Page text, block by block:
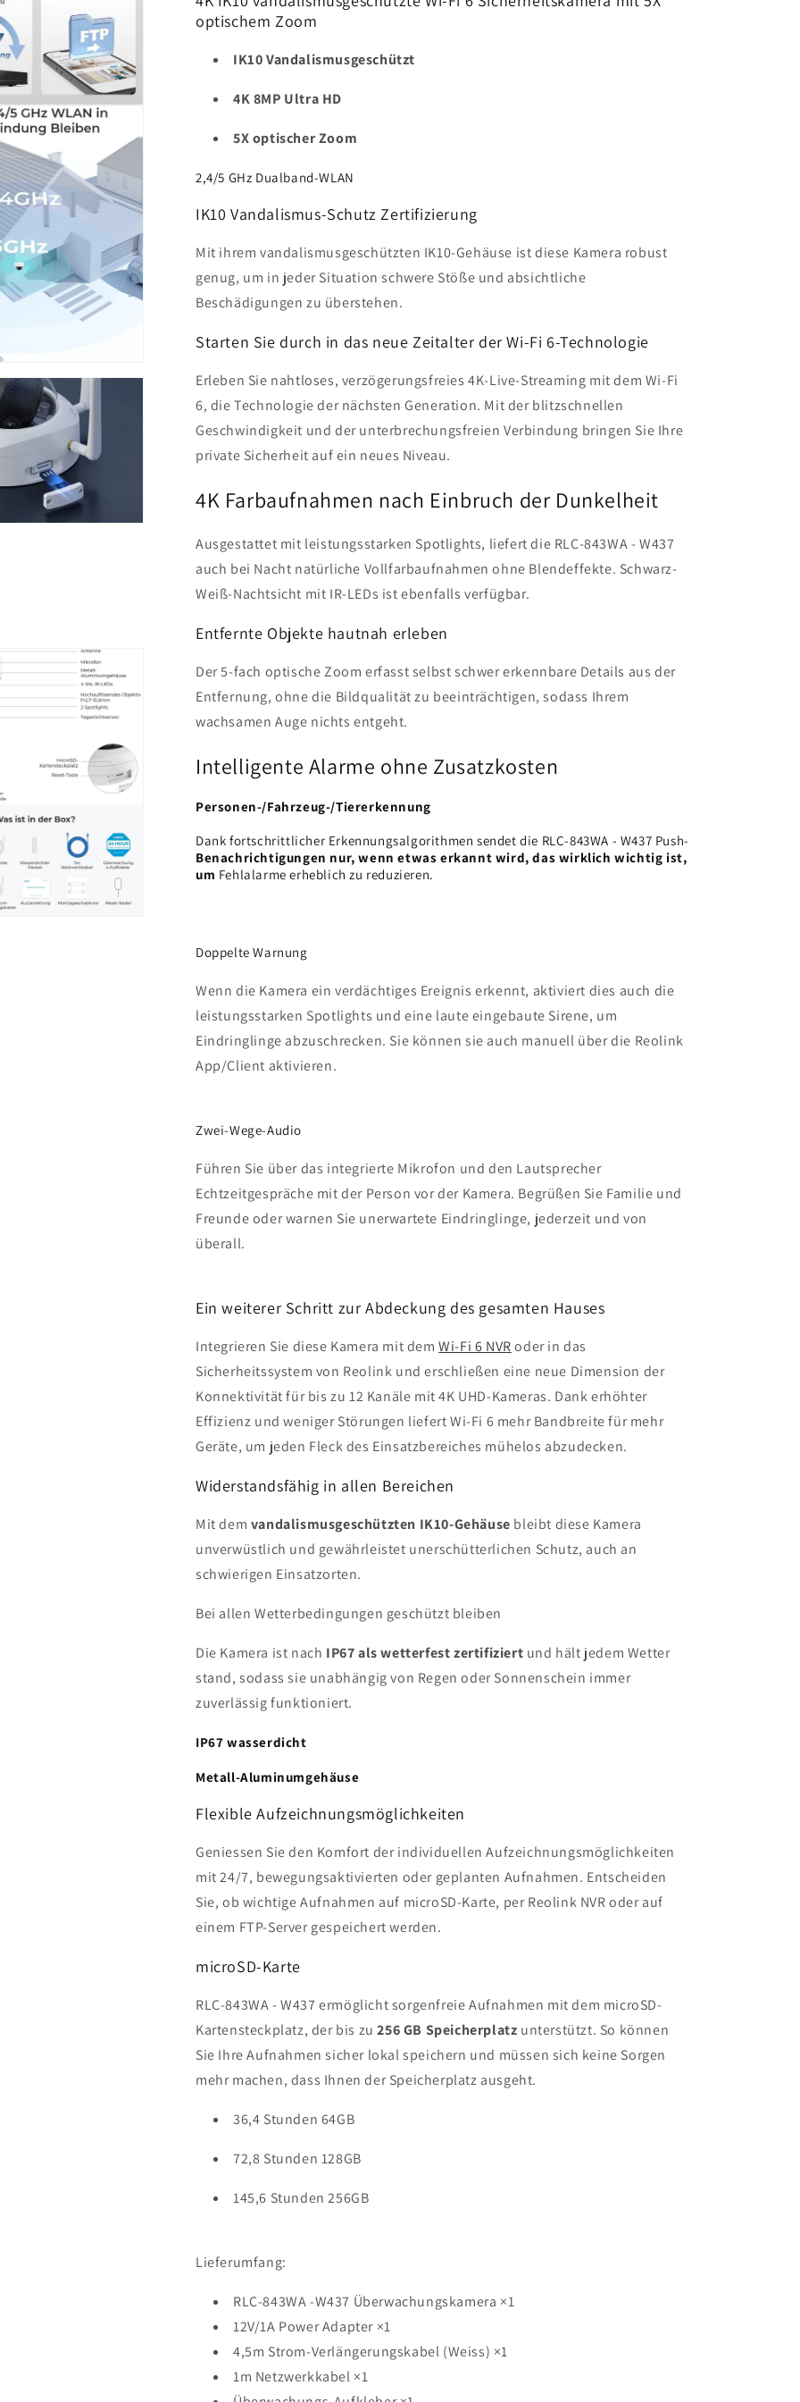
Vandalismus
5x
Vandalismus
5x
optischem Zoom
IK10 Vandalismusgeschützt
4K 8MP Ultra HD
5X optischer Zoom
2,4/5 GHz Dualband-WLAN
IK10 Vandalismus-Schutz Zertifizierung
Mit ihrem vandalismusgeschützten IK10-Gehäuse ist diese Kamera robust
genug, um in jeder Situation schwere Stöße und absichtliche
Beschädigungen zu überstehen.
Starten Sie durch in das neue Zeitalter der Wi-Fi 6-Technologie
Erleben Sie nahtloses, verzögerungsfreies 4K-Live-Streaming mit dem Wi-Fi
6, die Technologie der nächsten Generation. Mit der blitzschnellen
Geschwindigkeit und der unterbrechungsfreien Verbindung bringen Sie Ihre
private Sicherheit auf ein neues Niveau.
4K Farbaufnahmen nach Einbruch der Dunkelheit
Ausgestattet mit leistungsstarken Spotlights, liefert die RLC-843WA - W437
auch bei Nacht natürliche Vollfarbaufnahmen ohne Blendeffekte. Schwarz-
Weiß-Nachtsicht mit IR-LEDs ist ebenfalls verfügbar.
Entfernte Objekte hautnah erleben
Der 5-fach optische Zoom erfasst selbst schwer erkennbare Details aus der
Entfernung, ohne die Bildqualität zu beeinträchtigen, sodass Ihrem
wachsamen Auge nichts entgeht.
Intelligente Alarme ohne Zusatzkosten
Personen-/Fahrzeug-/Tiererkennung
Dank fortschrittlicher Erkennungsalgorithmen sendet die RLC-843WA - W437 Push-
Benachrichtigungen nur, wenn etwas erkannt wird, das wirklich wichtig ist,
um Fehlalarme erheblich zu reduzieren.
Doppelte Warnung
Wenn die Kamera ein verdächtiges Ereignis erkennt, aktiviert dies auch die
leistungsstarken Spotlights und eine laute eingebaute Sirene, um
Eindringlinge abzuschrecken. Sie können sie auch manuell über die Reolink
App/Client aktivieren.
Zwei-Wege-Audio
Führen Sie über das integrierte Mikrofon und den Lautsprecher
Echtzeitgespräche mit der Person vor der Kamera. Begrüßen Sie Familie und
Freunde oder warnen Sie unerwartete Eindringlinge, jederzeit und von
überall.
Ein weiterer Schritt zur Abdeckung des gesamten Hauses
Integrieren Sie diese Kamera mit dem Wi-Fi 6 NVR oder in das
Sicherheitssystem von Reolink und erschließen eine neue Dimension der
Konnektivität für bis zu 12 Kanäle mit 4K UHD-Kameras. Dank erhöhter
Effizienz und weniger Störungen liefert Wi-Fi 6 mehr Bandbreite für mehr
Geräte, um jeden Fleck des Einsatzbereiches mühelos abzudecken.
Widerstandsfähig in allen Bereichen
Mit dem vandalismusgeschützten IK10-Gehäuse bleibt diese Kamera
unverwüstlich und gewährleistet unerschütterlichen Schutz, auch an
schwierigen Einsatzorten.
Bei allen Wetterbedingungen geschützt bleiben
Die Kamera ist nach IP67 als wetterfest zertifiziert und hält jedem Wetter
stand, sodass sie unabhängig von Regen oder Sonnenschein immer
zuverlässig funktioniert.
IP67 wasserdicht
Metall-Aluminumgehäuse
Flexible Aufzeichnungsmöglichkeiten
Geniessen Sie den Komfort der individuellen Aufzeichnungsmöglichkeiten
mit 24/7, bewegungsaktivierten oder geplanten Aufnahmen. Entscheiden
Sie, ob wichtige Aufnahmen auf microSD-Karte, per Reolink NVR oder auf
einem FTP-Server gespeichert werden.
microSD-Karte
RLC-843WA - W437 ermöglicht sorgenfreie Aufnahmen mit dem microSD-
Kartensteckplatz, der bis zu256 GB Speicherplatz unterstützt. So können
Sie Ihre Aufnahmen sicher lokal speichern und müssen sich keine Sorgen
mehr machen, dass Ihnen der Speicherplatz ausgeht.
36,4 Stunden 64GB
72,8 Stunden 128GB
145,6 Stunden256GB
Lieferumfang:
RLC-843WA -W437 Überwachungskamera ×1
12V/1A Power Adapter ×1
4,5m Strom-Verlängerungskabel (Weiss) ×1
1m Netzwerkkabel ×1